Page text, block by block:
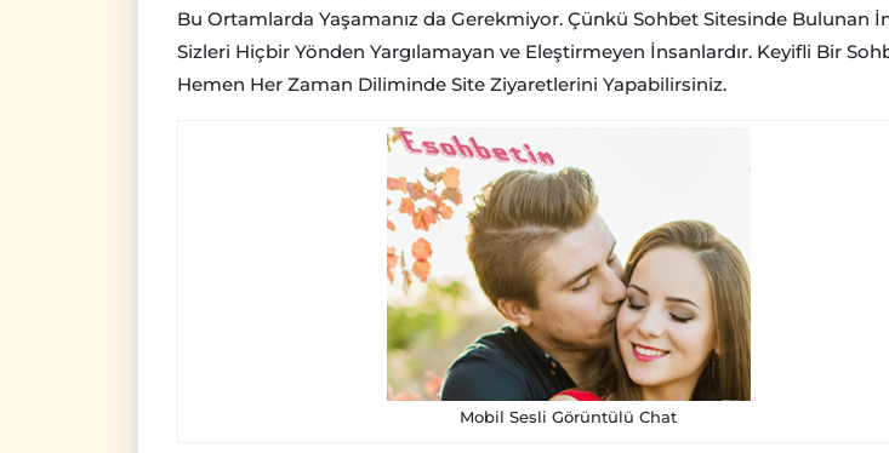
Bu Ortamlarda Yaşamanız da Gerekmiyor. Çünkü Sohbet Sitesinde Bulunan
Sizleri Hiçbir Yönden Yargılamayan ve Eleştirmeyen İnsanlardır. Keyifli Bir
Hemen Her Zaman Diliminde Site Ziyaretlerini Yapabilirsiniz.
Mobil Sesli Görüntülü Chat